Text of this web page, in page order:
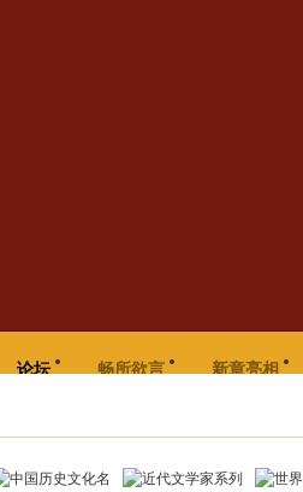
论坛 畅所欲言 新章亮相
帖子